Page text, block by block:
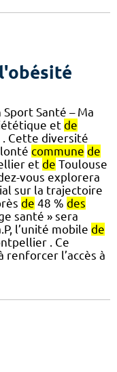
l'obésité
Sport Santé – Ma
et de
Cette diversité
commune de
et de Toulouse
vous explorera
sur la trajectoire
de 48 % des
santé » sera
l’unité mobile de
. Ce
l’accès à